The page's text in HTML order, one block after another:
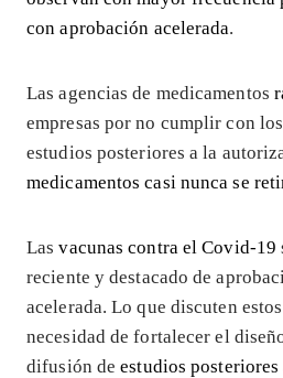
con aprobación acelerada.
Las agencias de medicamentos
empresas por no cumplir con
estudios posteriores a la
medicamentos casi nunca se
Lasvacunas contra el Covid-19
reciente y destacado de
acelerada. Lo que discuten
necesidad de fortalecer el
difusión deestudios